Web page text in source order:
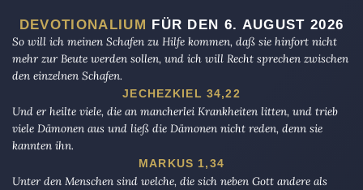
DEVOTIONALIUM
FÜR DEN 6. AUGUST 2026
So will ich meinen Schafen zu Hilfe kommen, daß sie hinfort nicht
mehr zur Beute werden sollen, und ich will Recht sprechen zwischen
den einzelnen Schafen.
JECHEZKIEL 34,22
Und er heilte viele, die an mancherlei Krankheiten litten, und trieb
viele Dämonen aus und ließ die Dämonen nicht reden, denn sie
kannten ihn.
MARKUS 1,34
Unter den Menschen sind welche, die sich neben Gott andere als